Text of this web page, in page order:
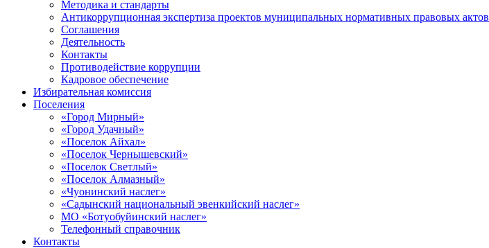
Методика и стандарты
Антикоррупционная экспертиза проектов муниципальных нормативных правовых актов
Соглашения
Деятельность
Контакты
Противодействие коррупции
Кадровое обеспечение
Избирательная комиссия
Поселения
«Город Мирный»
«Город Удачный»
«Поселок Айхал»
«Поселок Чернышевский»
«Поселок Светлый»
«Поселок Алмазный»
«Чуонинский наслег»
«Садынский национальный эвенкийский наслег»
МО «Ботуобуйинский наслег»
Телефонный справочник
Контакты